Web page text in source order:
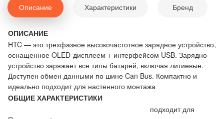
Описание Характеристики Бренд
ОПИСАНИЕ
HTC — это трехфазное высокочастотное зарядное устройство,
оснащенное OLED-дисплеем + интерфейсом USB. Зарядно
устройство заряжает все типы батарей, включая литиевые.
Доступен обмен данными по шине Can Bus. Компактно и
идеально подходит для настенного монтажа
ОБЩИЕ ХАРАКТЕРИСТИКИ
подходит для